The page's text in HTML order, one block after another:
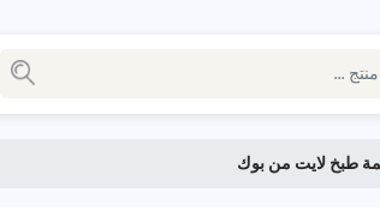
طبخ لايت من بوك